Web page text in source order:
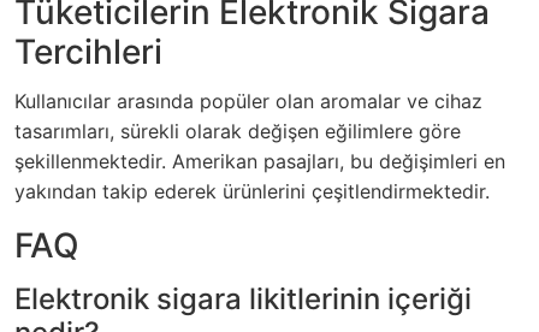
Tüketicilerin Elektronik Sigara
Tercihleri
Kullanıcılar arasında popüler olan aromalar ve cihaz
tasarımları, sürekli olarak değişen eğilimlere göre
şekillenmektedir. Amerikan pasajları, bu değişimleri en
yakından takip ederek ürünlerini çeşitlendirmektedir.
FAQ
Elektronik sigara likitlerinin içeriği